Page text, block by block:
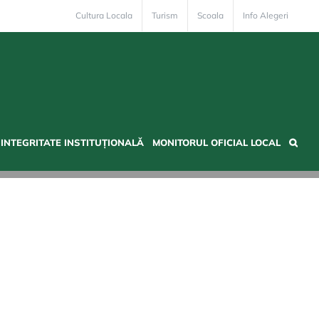
Cultura Locala Turism Scoala Info Alegeri
INTEGRITATE INSTITUȚIONALĂ MONITORUL OFICIAL LOCAL